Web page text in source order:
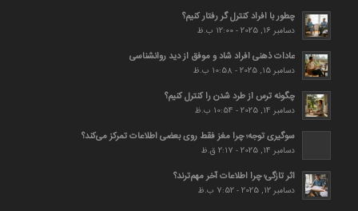
چطور با افراد کنترل گر رفتار کنیم؟
دسامبر 16, 2025 - 12:00 ب.ظ
عادات ذهنی افراد شاد و موفق از دید روانشناسی
دسامبر 15, 2025 - 10:58 ب.ظ
چگونه ترس از طرد شدن را کنترل کنیم؟
دسامبر 14, 2025 - 10:54 ب.ظ
سوگیری توجه؛ چرا مغز فقط روی بعضی اطلاعات تمرکز می‌کند؟
دسامبر 14, 2025 - 2:17 ق.ظ
اثر تازگی؛ چرا اطلاعات آخر مهم‌ترند؟
دسامبر 12, 2025 - 7:52 ب.ظ